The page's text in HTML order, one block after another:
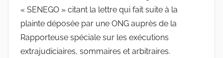
« SENEGO » citant la lettre qui fait suite à la
plainte déposée par une ONG auprès de la
Rapporteuse spéciale sur les exécutions
extrajudiciaires, sommaires et arbitraires.